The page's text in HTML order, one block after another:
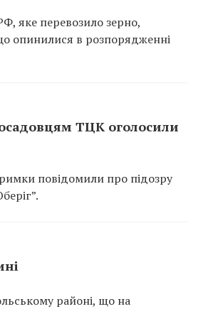
яке перевозило зерно,
опинилися в розпорядженні
ТЦК оголосили
повідомили про підозру
районі, що на